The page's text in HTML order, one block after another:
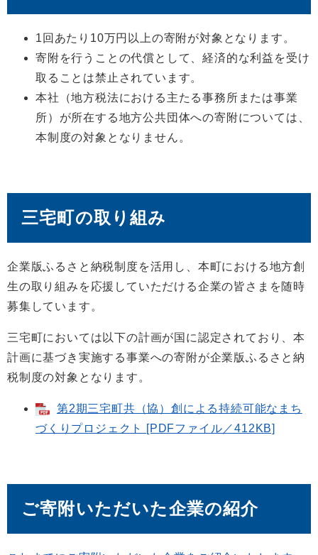
1回あたり10万円以上の寄附が対象となります。
寄附を行うことの代償として、経済的な利益を受け
取ることは禁止されています。
本社（地方税法における主たる事務所または事業
所）が所在する地方公共団体への寄附については、
本制度の対象となりません。
三宅町の取り組み
企業版ふるさと納税制度を活用し、本町における地方創
生の取り組みを応援していただける企業の皆さまを随時
募集しています。
三宅町においては以下の計画が国に認定されており、本
計画に基づき実施する事業への寄附が企業版ふるさと納
税制度の対象となります。
第2期三宅町共（協）創による持続可能なまち
づくりプロジェクト [PDFファイル／412KB]
ご寄附いただいた企業の紹介